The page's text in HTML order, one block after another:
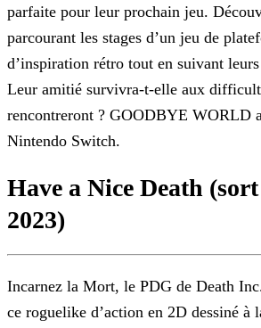
parfaite pour leur prochain jeu.
parcourant les stages d’un jeu de
d’inspiration rétro tout en suivant
Leur amitié survivra-t-elle aux
rencontreront ? GOODBYE WORLD
Nintendo Switch.
Have a Nice Death
2023)
Incarnez la Mort, le PDG de Death
ce roguelike d’action en 2D dessiné à